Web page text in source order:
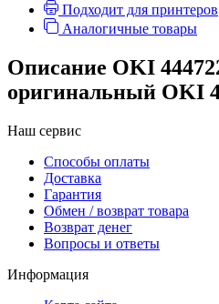
Подходит для принтеров
Аналогичные товары
Описание OKI
оригинальный OKI
Наш сервис
Способы оплаты
Доставка
Гарантия
Обмен / возврат товара
Возврат денег
Вопросы и ответы
Информация